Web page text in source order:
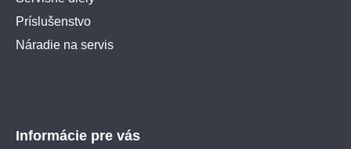
Príslušenstvo
Náradie na servis
Informácie pre vás